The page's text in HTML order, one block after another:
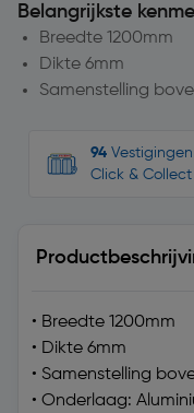
Belangrijkste
Breedte 1200mm
Dikte 6mm
Samenstelling
94 Vestigingen
Click & Collect
• Breedte 1200mm
• Dikte 6mm
• Samenstelling
• Onderlaag: